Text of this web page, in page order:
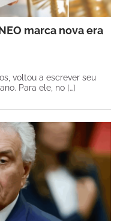
marca nova era
voltou a escrever seu
Para ele, no […]